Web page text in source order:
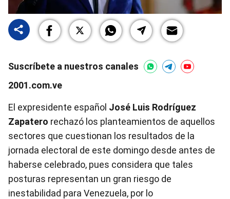
Suscríbete a nuestros canales
2001.com.ve
El expresidente español José Luis Rodríguez
Zapatero rechazó los planteamientos de aquellos
sectores que cuestionan los resultados de la
jornada electoral de este domingo desde antes de
haberse celebrado, pues considera que tales
posturas representan un gran riesgo de
inestabilidad para Venezuela, por lo